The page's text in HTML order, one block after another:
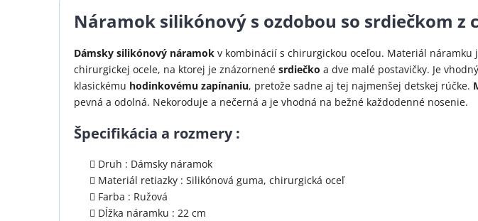
Náramok silikónový s ozdobou so srdiečkom z
Dámsky silikónový náramok v kombinácií s chirurgickou oceľou. Materiál náramku
chirurgickej ocele, na ktorej je znázornené srdiečko a dve malé postavičky. Je
klasickému hodinkovému zapínaniu, pretože sadne aj tej najmenšej detskej rúčke.
pevná a odolná. Nekoroduje a nečerná a je vhodná na bežné každodenné nosenie.
Špecifikácia a rozmery :
Druh : Dámsky náramok
Materiál retiazky : Silikónová guma, chirurgická oceľ
Farba : Ružová
Dĺžka náramku : 22 cm